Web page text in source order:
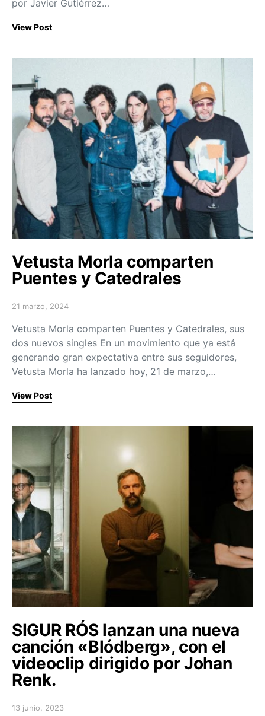
por Javier Gutiérrez…
View Post
Vetusta Morla comparten
Puentes y Catedrales
Posted on
21 marzo, 2024
Vetusta Morla comparten Puentes y Catedrales, sus
dos nuevos singles En un movimiento que ya está
generando gran expectativa entre sus seguidores,
Vetusta Morla ha lanzado hoy, 21 de marzo,…
View Post
SIGUR RÓS lanzan una nueva
canción «Blódberg», con el
videoclip dirigido por Johan
Renk.
Posted on
13 junio, 2023